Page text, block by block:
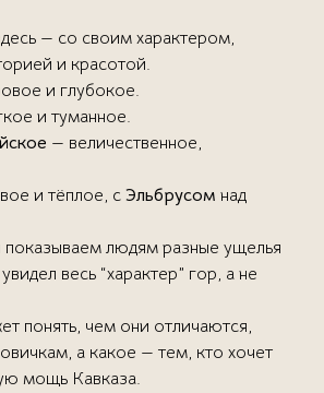
— со своим характером,
и красотой.
и глубокое.
и туманное.
— величественное,
и тёплое, с Эльбрусом над
показываем людям разные ущелья
весь “характер” гор, а не
понять, чем они отличаются,
а какое — тем, кто хочет
мощь Кавказа.